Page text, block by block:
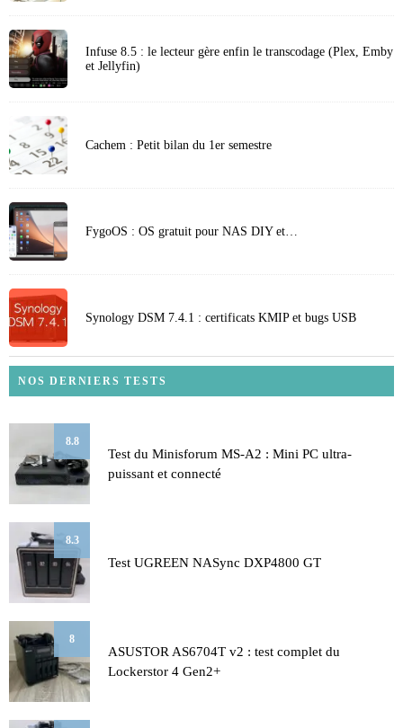
Infuse 8.5 : le lecteur gère enfin le transcodage (Plex, Emby
et Jellyfin)
Cachem : Petit bilan du 1er semestre
FygoOS : OS gratuit pour NAS DIY et…
Synology DSM 7.4.1 : certificats KMIP et bugs USB
NOS DERNIERS TESTS
8.8
Test du Minisforum MS-A2 : Mini PC ultra-
puissant et connecté
8.3
Test UGREEN NASync DXP4800 GT
8
ASUSTOR AS6704T v2 : test complet du
Lockerstor 4 Gen2+